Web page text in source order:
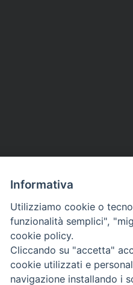
Informativa
Utilizziamo cookie o
funzionalità semplici",
cookie policy.
Cliccando su "accetta"
cookie utilizzati e
navigazione installando i